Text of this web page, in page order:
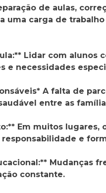
de aulas,
uma carga de
Lidar com
e necessidades
A falta de
entre as
Em muitos
e
Mudanças
constante.